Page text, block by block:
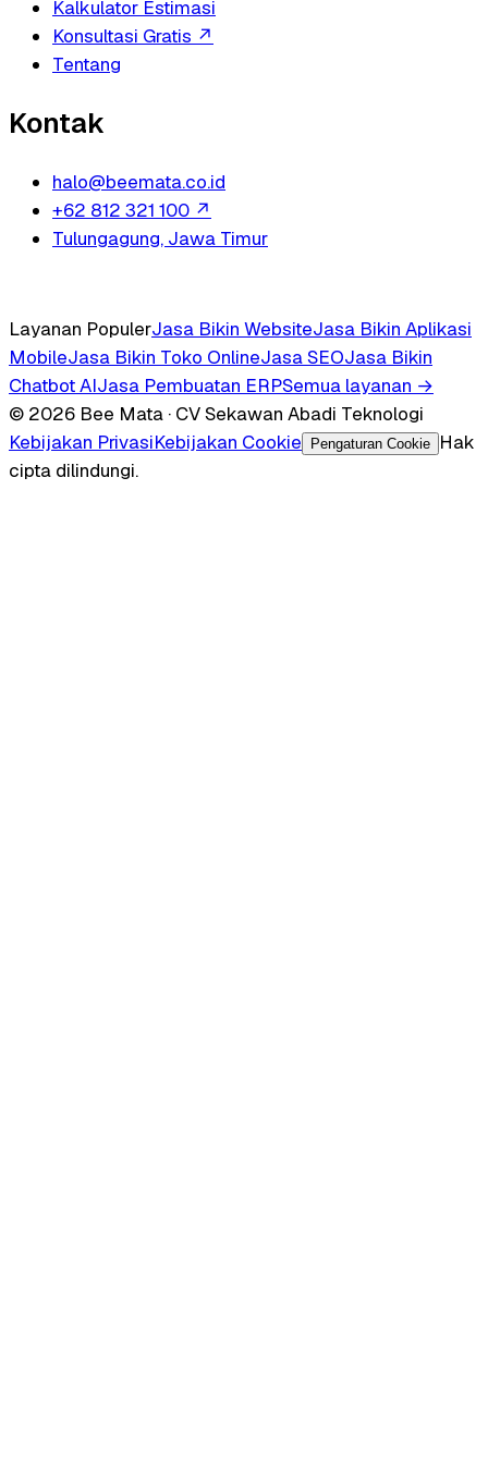
Kalkulator Estimasi
Konsultasi Gratis ↗
Tentang
Kontak
halo@beemata.co.id
+62 812 321 100 ↗
Tulungagung, Jawa Timur
Layanan PopulerJasa Bikin WebsiteJasa Bikin Aplikasi
MobileJasa Bikin Toko OnlineJasa SEOJasa Bikin
Chatbot AIJasa Pembuatan ERPSemua layanan →
© 2026 Bee Mata · CV Sekawan Abadi Teknologi
Kebijakan PrivasiKebijakan Cookie Pengaturan Cookie
Hak
cipta dilindungi.